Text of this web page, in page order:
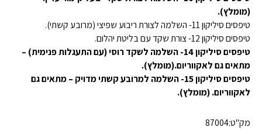
(מומלץ).
טיפסים סיליקון 11- השלמה לצורת ריבוע שפיצי (מרובע קשתי).
טיפסים סיליקון 12- צורת שקד עם בליטת יהלום.
טיפסים סיליקון 14- השלמה לשקד רוסי (עם התעגלות פנימית) –
מתאים גם לאקווריום.(מומלץ).
טיפסים סיליקון 15- השלמה למרובע קשתי מדויק – מתאים גם
לאקווריום. (מומלץ).
מק"ט:87004